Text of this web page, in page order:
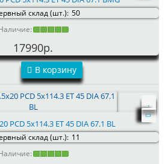
склад (шт.): 50
17990р.
В корзину
PCD 5x114.3 ET 45 DIA 67.1 BL
склад (шт.): 11